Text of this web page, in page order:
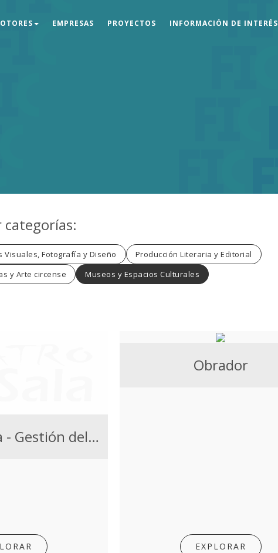
EMPRESAS PROYECTOS INFORMACIÓN DE INTERÉS
Visuales, Fotografía y Diseño
Producción Literaria y Editorial
y Arte circense Museos y Espacios Culturales
Teatro La Sala - Gestión del espacio y actividades
Obrador
EXPLORAR